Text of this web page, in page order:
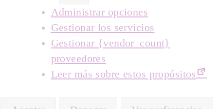
Administrar opciones
Gestionar los servicios
Gestionar {vendor_count}
proveedores
Leer más sobre estos propósitos